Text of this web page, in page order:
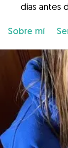
días antes
Sobre mí